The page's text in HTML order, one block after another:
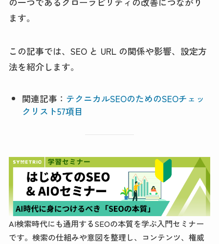
ます。
この記事では、SEO と URL の関係や影響、設定方
法を紹介します。
関連記事： テクニカルSEOのためのSEOチェッ
クリスト57項目
AI検索時代にも通用するSEOの本質を学ぶ入門セミナー
です。検索の仕組みや意図を整理し、コンテンツ、権威